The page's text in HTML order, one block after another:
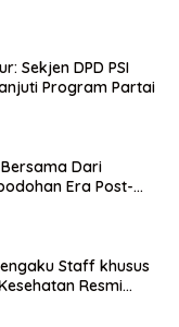
Sekjen DPD PSI
Program Partai
Dari
Era Post-
Staff khusus
Resmi